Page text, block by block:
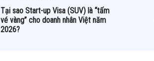
Tại sao Start-up Visa (SUV) là “tấm
vé vàng” cho doanh nhân Việt năm
2026?